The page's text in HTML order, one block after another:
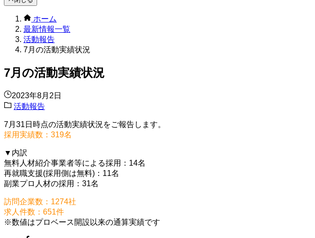
ホーム
最新情報一覧
活動報告
7月の活動実績状況
7月の活動実績状況
2023年8月2日
活動報告
7月31日時点の活動実績状況をご報告します。
採用実績数：319名
▼内訳
無料人材紹介事業者等による採用：14名
再就職支援(採用側は無料)：11名
副業プロ人材の採用：31名
訪問企業数：1274社
求人件数：651件
※数値はプロベース開設以来の通算実績です